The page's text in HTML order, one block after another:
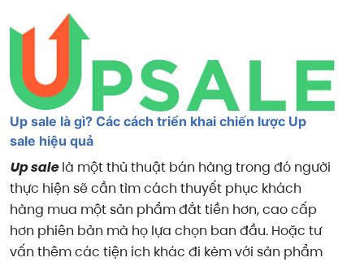
Up sale là gì? Các cách triển khai chiến lược Up
sale hiệu quả
Up salelà một thủ thuật bán hàng trong đó người
thực hiện sẽ cần tìm cách thuyết phục khách
hàng mua một sản phẩm đắt tiền hơn, cao cấp
hơn phiên bản mà họ lựa chọn ban đầu. Hoặc tư
vấn thêm các tiện ích khác đi kèm với sản phẩm